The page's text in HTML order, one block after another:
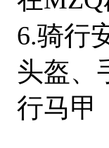
6.骑行
头盔、
行马甲